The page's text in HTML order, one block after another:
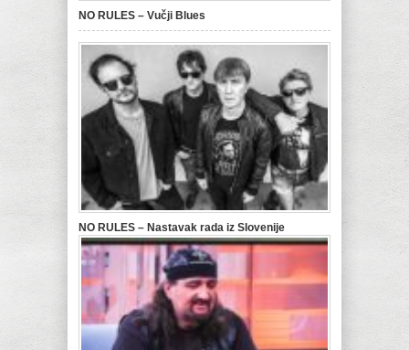
NO RULES – Vučji Blues
NO RULES – Nastavak rada iz Slovenije